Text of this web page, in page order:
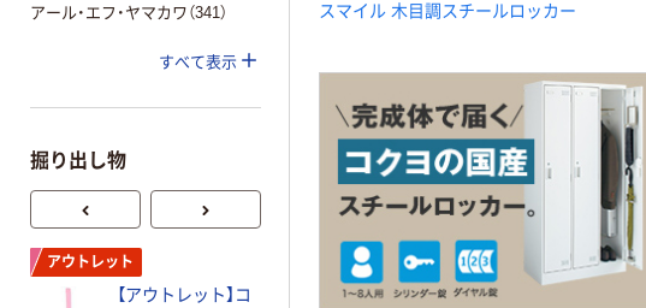
スマイル 木目調スチールロッカー
アール・エフ・ヤマカワ（341）
すべて表示
掘り出し物
アウトレット
【アウトレット】コ
アウトレット
【アウトレット】コ
アウトレット